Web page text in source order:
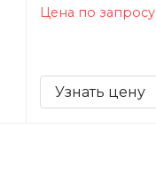
Цена по запросу
Узнать цену